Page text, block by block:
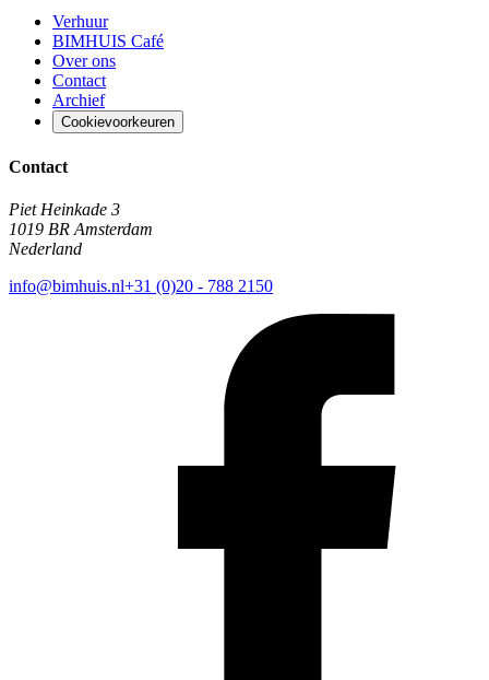
Verhuur
BIMHUIS Café
Over ons
Contact
Archief
Cookievoorkeuren
Contact
Piet Heinkade 3
1019 BR Amsterdam
Nederland
info@bimhuis.nl+31 (0)20 - 788 2150